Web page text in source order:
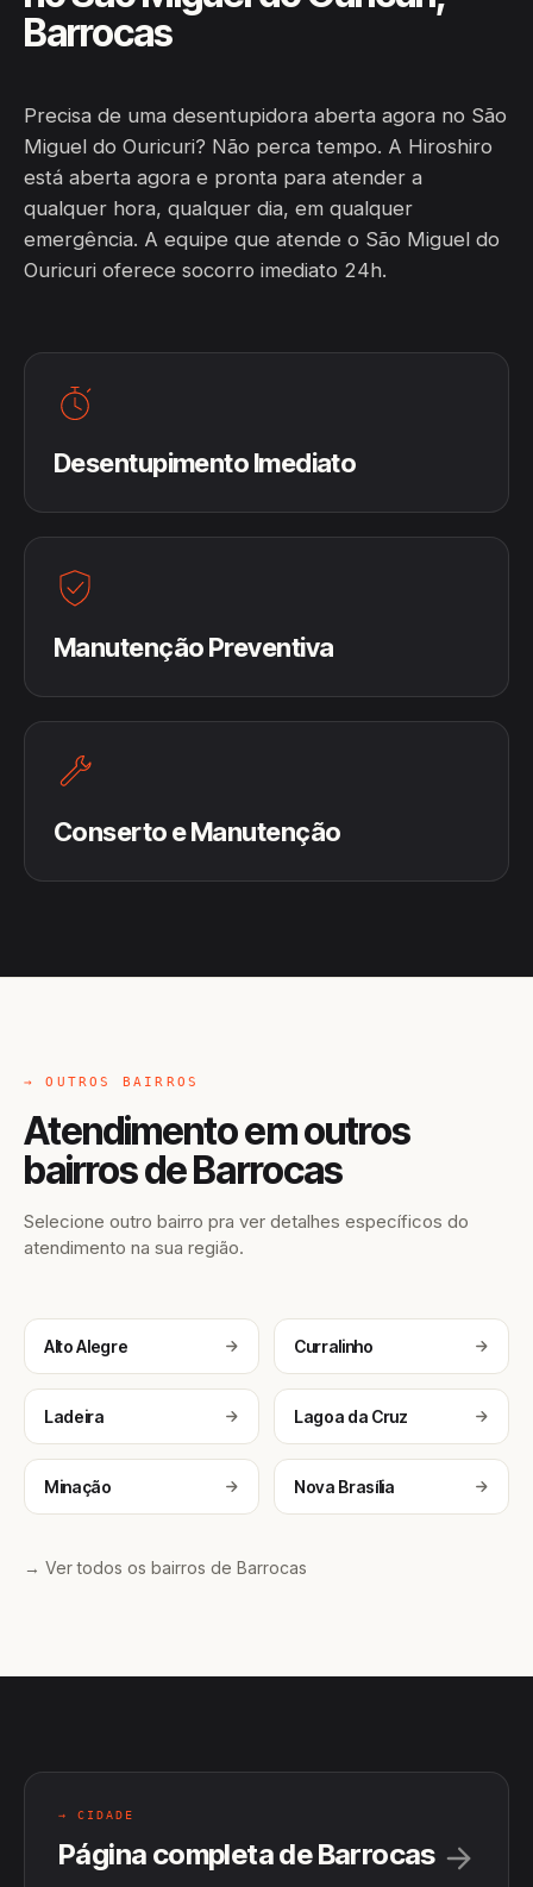
Barrocas
Precisa de uma desentupidora aberta agora no São
Miguel do Ouricuri? Não perca tempo. A Hiroshiro
está aberta agora e pronta para atender a
qualquer hora, qualquer dia, em qualquer
emergência. A equipe que atende o São Miguel do
Ouricuri oferece socorro imediato 24h.
Desentupimento Imediato
Manutenção Preventiva
Conserto e Manutenção
→ OUTROS BAIRROS
Atendimento em outros
bairros de Barrocas
Selecione outro bairro pra ver detalhes específicos do
atendimento na sua região.
Alto Alegre Curralinho
Ladeira Lagoa da Cruz
Minação Nova Brasília
→ Ver todos os bairros de Barrocas
→ CIDADE
Página completa de Barrocas